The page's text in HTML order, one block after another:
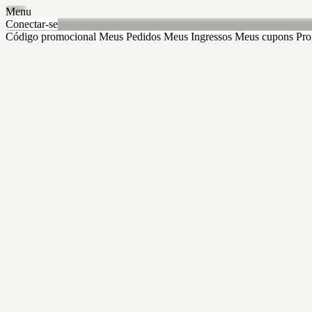
Menu
Conectar-se
Código promocional Meus Pedidos Meus Ingressos Meus cupons